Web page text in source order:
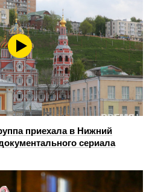
приехала в Нижний
сериала